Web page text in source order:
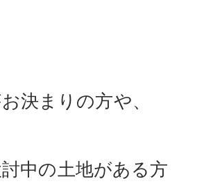
決まりの方や、
中の土地がある方